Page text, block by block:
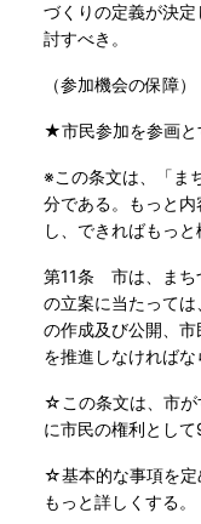
づくりの定義が決
討すべき。
（参加機会の保障）
★市民参加を参画と
※この条文は、「ま
分である。もっと
し、できればもっと
第11条 市は、まち
の立案に当たって
の作成及び公開、
を推進しなければな
☆この条文は、市が
に市民の権利として
☆基本的な事項を定
もっと詳しくする。